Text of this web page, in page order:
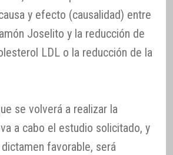
y efecto (causalidad) entre
Joselito y la reducción de
LDL o la reducción de la
se volverá a realizar la
a cabo el estudio solicitado, y
favorable, será